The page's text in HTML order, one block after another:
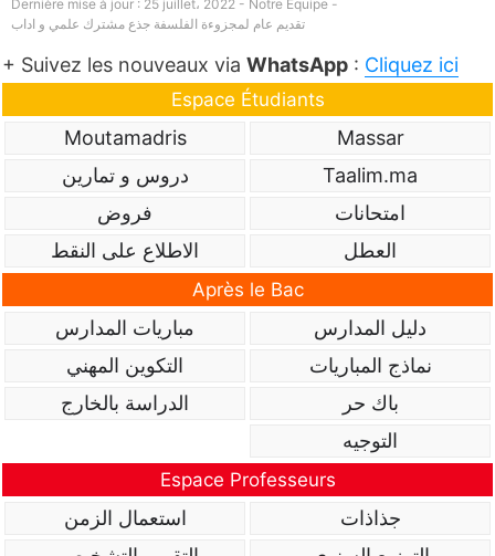
Dernière mise à jour : 25 juillet، 2022 - Notre Équipe -
تقديم عام لمجزوءة الفلسفة جذع مشترك علمي و اداب
+ Suivez les nouveaux via WhatsApp : Cliquez ici
Espace Étudiants
Massar
Moutamadris
Taalim.ma
دروس و تمارين
امتحانات
فروض
العطل
الاطلاع على النقط
Après le Bac
دليل المدارس
مباريات المدارس
نماذج المباريات
التكوين المهني
باك حر
الدراسة بالخارج
التوجيه
Espace Professeurs
جذاذات
استعمال الزمن